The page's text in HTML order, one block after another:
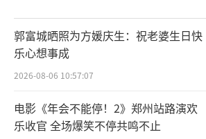
郭富城晒照为方媛庆生：祝老婆生日快
乐心想事成
2026-08-06 10:57:07
电影《年会不能停！2》郑州站路演欢
乐收官 全场爆笑不停共鸣不止